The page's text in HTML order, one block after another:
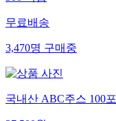
무료배송
3,470명 구매중
국내산 ABC주스 100포